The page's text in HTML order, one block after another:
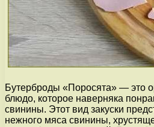
Бутерброды «Поросята» — это
блюдо, которое наверняка
свинины. Этот вид закуски
нежного мяса свинины,